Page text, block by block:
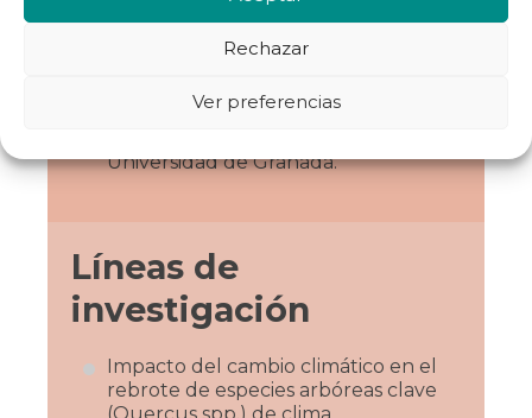
Rechazar
Ver preferencias
Datos académicos
alumno interno en el grupo de
Restauración Ecológica del
Universidad de Granada.
Líneas de
investigación
Impacto del cambio climático en el
rebrote de especies arbóreas clave